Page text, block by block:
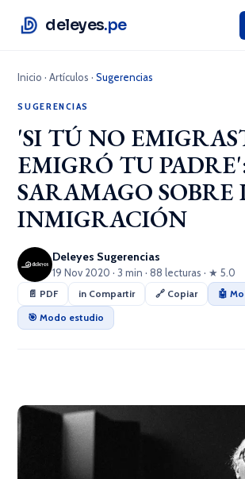
deleyes.pe
Inicio ·Artículos ·Sugerencias
SUGERENCIAS
'SI TÚ NO
EMIGRÓ TU
SARAMAGO SOBRE
INMIGRACIÓN
Deleyes Sugerencias
19 Nov 2020 · 3 min · 88 lecturas · ★ 5.0
📄 PDF in Compartir 🔗 Copiar
🤖
🎯 Modo estudio